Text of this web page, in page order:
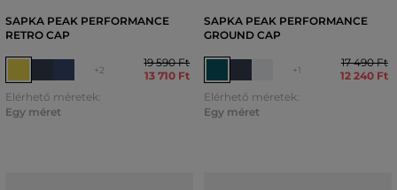
SAPKA PEAK PERFORMANCE
RETRO CAP
+2
19 590 Ft
13 710 Ft
Elérhető méretek:
Egy méret
SAPKA PEAK PERFORMANCE
GROUND CAP
+1
17 490 Ft
12 240 Ft
Elérhető méretek:
Egy méret